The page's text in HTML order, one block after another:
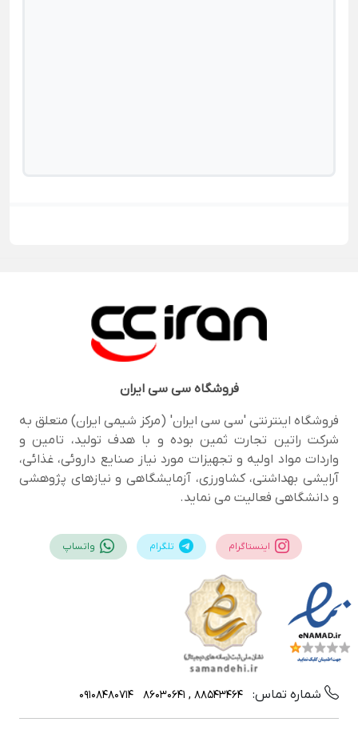
فروشگاهسی سی ایران
فروشگاه اینترنتی 'سی سی ایران' (مرکز شیمی ایران) متعلق به
شرکت راتین تجارت ثمین بوده و با هدف تولید، تامین و
واردات مواد اولیه و تجهیزات مورد نیاز صنایع داروئی، غذائی،
آرایشی بهداشتی، کشاورزی، آزمایشگاهی و نیازهای پژوهشی
و دانشگاهی فعالیت می نماید.
اینستاگرام تلگرام واتساپ
شماره تماس: 88543464 , 86030641
09108480714